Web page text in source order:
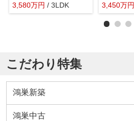
3,580万円 / 3LDK
3,450万円
こだわり特集
鴻巣新築
鴻巣中古